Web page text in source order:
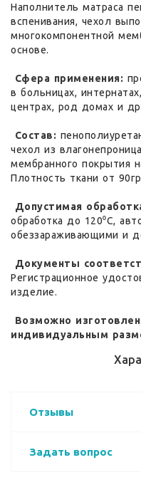
Наполнитель матраса
вспенивания, чехол
многокомпонентной
основе.
Сфера применения:
в больницах,
центрах, род домах и
Состав:
чехол из
мембранного покрытия
Плотность ткани от
Допустимая
обработка до 120⁰С,
обеззараживающими и
Документы
Регистрационное
изделие.
Возможно
индивидуальным
Отзывы
Задать вопрос